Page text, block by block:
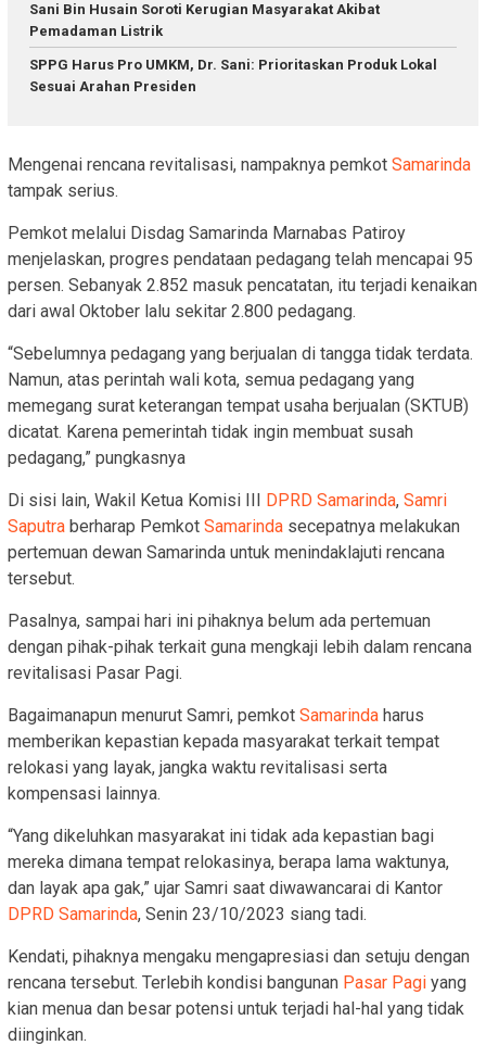
Sani Bin Husain Soroti Kerugian Masyarakat Akibat
Pemadaman Listrik
SPPG Harus Pro UMKM, Dr. Sani: Prioritaskan Produk Lokal
Sesuai Arahan Presiden
Mengenai rencana revitalisasi, nampaknya pemkot Samarinda
tampak serius.
Pemkot melalui Disdag Samarinda Marnabas Patiroy
menjelaskan, progres pendataan pedagang telah mencapai 95
persen. Sebanyak 2.852 masuk pencatatan, itu terjadi kenaikan
dari awal Oktober lalu sekitar 2.800 pedagang.
“Sebelumnya pedagang yang berjualan di tangga tidak terdata.
Namun, atas perintah wali kota, semua pedagang yang
memegang surat keterangan tempat usaha berjualan (SKTUB)
dicatat. Karena pemerintah tidak ingin membuat susah
pedagang,” pungkasnya
Di sisi lain, Wakil Ketua Komisi III DPRD Samarinda, Samri
Saputra berharap Pemkot Samarinda secepatnya melakukan
pertemuan dewan Samarinda untuk menindaklajuti rencana
tersebut.
Pasalnya, sampai hari ini pihaknya belum ada pertemuan
dengan pihak-pihak terkait guna mengkaji lebih dalam rencana
revitalisasi Pasar Pagi.
Bagaimanapun menurut Samri, pemkot Samarinda harus
memberikan kepastian kepada masyarakat terkait tempat
relokasi yang layak, jangka waktu revitalisasi serta
kompensasi lainnya.
“Yang dikeluhkan masyarakat ini tidak ada kepastian bagi
mereka dimana tempat relokasinya, berapa lama waktunya,
dan layak apa gak,” ujar Samri saat diwawancarai di Kantor
DPRD Samarinda, Senin 23/10/2023 siang tadi.
Kendati, pihaknya mengaku mengapresiasi dan setuju dengan
rencana tersebut. Terlebih kondisi bangunan Pasar Pagi yang
kian menua dan besar potensi untuk terjadi hal-hal yang tidak
diinginkan.